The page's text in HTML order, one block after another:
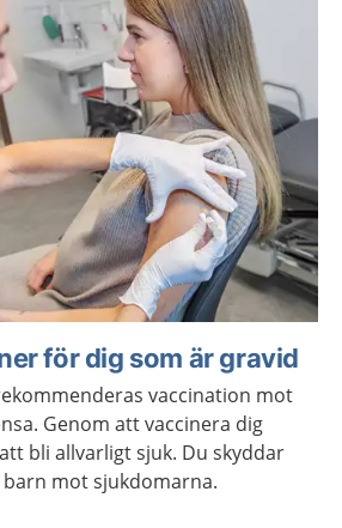
för dig som är gravid
vaccination mot
Genom att vaccinera dig
bli allvarligt sjuk. Du skyddar
mot sjukdomarna.